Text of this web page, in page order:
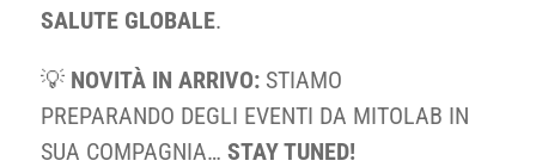
SALUTE GLOBALE.
💡 NOVITÀ IN ARRIVO:STIAMO
PREPARANDO DEGLI EVENTI DA MITOLAB IN
SUA COMPAGNIA… STAY TUNED!